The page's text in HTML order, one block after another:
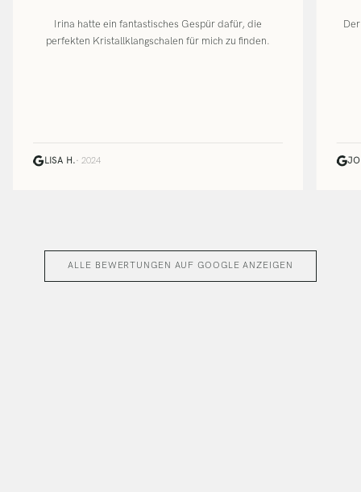
Irina hatte ein fantastisches Gespür dafür, die
perfekten Kristallklangschalen für mich zu finden.
LISA H.· 2024
ALLE BEWERTUNGEN AUF GOOGLE ANZEIGEN